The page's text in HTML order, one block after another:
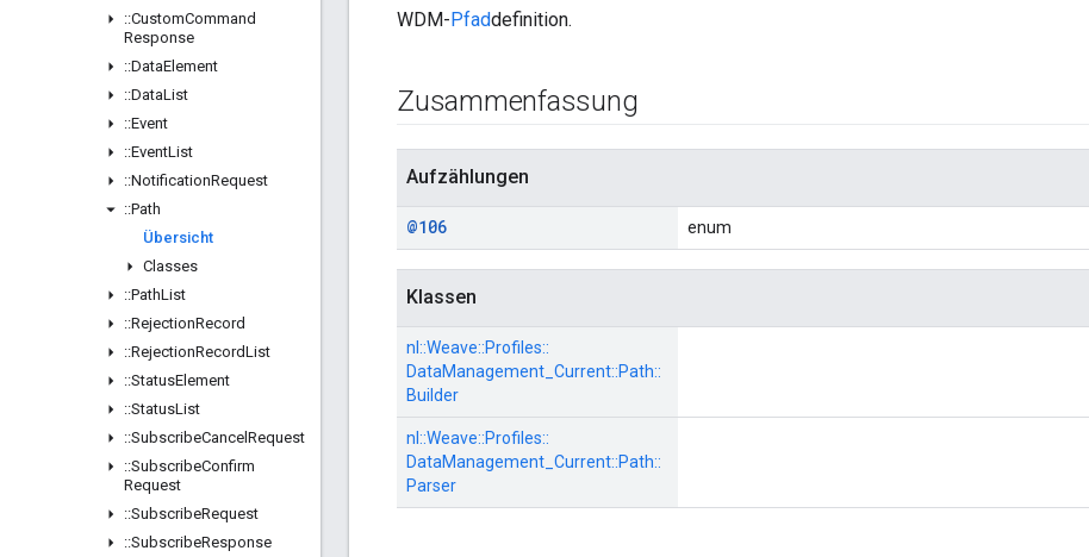
::CustomCommand
Response
::DataElement
::DataList
::Event
::EventList
::NotificationRequest
::Path
Übersicht
Classes
::PathList
::RejectionRecord
::RejectionRecordList
::StatusElement
::StatusList
::SubscribeCancel Request
::SubscribeConfirm
Request
::SubscribeRequest
::SubscribeResponse
WDM-Pfaddefinition.
Zusammenfassung
Aufzählungen
@106 enum
Klassen
nl::Weave::Profiles::
DataManagement_Current::Path::
Builder
nl::Weave::Profiles::
DataManagement_Current::Path::
Parser